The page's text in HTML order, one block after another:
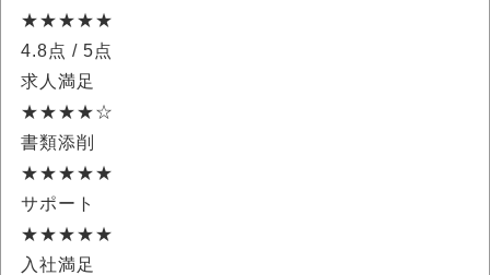
★★★★★
4.8点 / 5点
求人満足
★★★★☆
書類添削
★★★★★
サポート
★★★★★
入社満足